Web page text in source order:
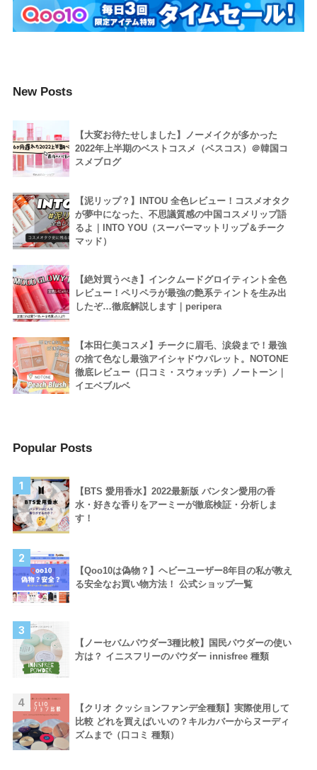
New Posts
【大変お待たせしました】ノーメイクが多かった
2022年上半期のベストコスメ（ベスコス）＠韓国コ
スメブログ
【泥リップ？】INTOU 全色レビュー！コスメオタク
が夢中になった、不思議質感の中国コスメリップ語
るよ｜INTO YOU（スーパーマットリップ＆チーク
マッド）
【絶対買うべき】インクムードグロイティント全色
レビュー！ペリペラが最強の艶系ティントを生み出
したぞ…徹底解説します｜peripera
【本田仁美コスメ】チークに眉毛、涙袋まで！最強
の捨て色なし最強アイシャドウパレット。NOTONE
徹底レビュー（口コミ・スウォッチ）ノートーン｜
イエベブルベ
Popular Posts
1
【BTS 愛用香水】2022最新版 バンタン愛用の香
水・好きな香りをアーミーが徹底検証・分析しま
す！
2
【Qoo10は偽物？】ヘビーユーザー8年目の私が教え
る安全なお買い物方法！ 公式ショップ一覧
3
【ノーセバムパウダー3種比較】国民パウダーの使い
方は？ イニスフリーのパウダー innisfree 種類
4
【クリオ クッションファンデ全種類】実際使用して
比較 どれを買えばいいの？キルカバーからヌーディ
ズムまで（口コミ 種類）